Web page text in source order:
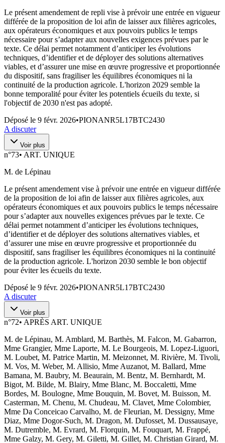
Le présent amendement de repli vise à prévoir une entrée en vigueur
différée de la proposition de loi afin de laisser aux filières agricoles,
aux opérateurs économiques et aux pouvoirs publics le temps
nécessaire pour s’adapter aux nouvelles exigences prévues par le
texte. Ce délai permet notamment d’anticiper les évolutions
techniques, d’identifier et de déployer des solutions alternatives
viables, et d’assurer une mise en œuvre progressive et proportionnée
du dispositif, sans fragiliser les équilibres économiques ni la
continuité de la production agricole. L'horizon 2029 semble la
bonne temporalité pour éviter les potentiels écueils du texte, si
l'objectif de 2030 n'est pas adopté.
Déposé le 9 févr. 2026•PIONANR5L17BTC2430
A discuter
Voir plus
n°73• ART. UNIQUE
M. de Lépinau
Le présent amendement vise à prévoir une entrée en vigueur différée
de la proposition de loi afin de laisser aux filières agricoles, aux
opérateurs économiques et aux pouvoirs publics le temps nécessaire
pour s’adapter aux nouvelles exigences prévues par le texte. Ce
délai permet notamment d’anticiper les évolutions techniques,
d’identifier et de déployer des solutions alternatives viables, et
d’assurer une mise en œuvre progressive et proportionnée du
dispositif, sans fragiliser les équilibres économiques ni la continuité
de la production agricole. L'horizon 2030 semble le bon objectif
pour éviter les écueils du texte.
Déposé le 9 févr. 2026•PIONANR5L17BTC2430
A discuter
Voir plus
n°72• APRÈS ART. UNIQUE
M. de Lépinau, M. Amblard, M. Barthès, M. Falcon, M. Gabarron,
Mme Grangier, Mme Laporte, M. Le Bourgeois, M. Lopez-Liguori,
M. Loubet, M. Patrice Martin, M. Meizonnet, M. Rivière, M. Tivoli,
M. Vos, M. Weber, M. Allisio, Mme Auzanot, M. Ballard, Mme
Bamana, M. Baubry, M. Beaurain, M. Bentz, M. Bernhardt, M.
Bigot, M. Bilde, M. Blairy, Mme Blanc, M. Boccaletti, Mme
Bordes, M. Boulogne, Mme Bouquin, M. Bovet, M. Buisson, M.
Casterman, M. Chenu, M. Chudeau, M. Clavet, Mme Colombier,
Mme Da Conceicao Carvalho, M. de Fleurian, M. Dessigny, Mme
Diaz, Mme Dogor-Such, M. Dragon, M. Dufosset, M. Dussausaye,
M. Dutremble, M. Evrard, M. Florquin, M. Fouquart, M. Frappé,
Mme Galzy, M. Gery, M. Giletti, M. Gillet, M. Christian Girard, M.